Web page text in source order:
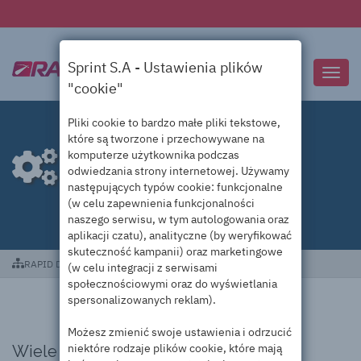
Usługi dodatkowe
RAPID DC Usługi dodatkowe
Wiele korzyści!
Sprint S.A - Ustawienia plików
"cookie"
Pliki cookie to bardzo małe pliki tekstowe,
które są tworzone i przechowywane na
komputerze użytkownika podczas
odwiedzania strony internetowej. Używamy
następujących typów cookie: funkcjonalne
(w celu zapewnienia funkcjonalności
naszego serwisu, w tym autologowania oraz
aplikacji czatu), analityczne (by weryfikować
skuteczność kampanii) oraz marketingowe
(w celu integracji z serwisami
społecznościowymi oraz do wyświetlania
spersonalizowanych reklam).
Możesz zmienić swoje ustawienia i odrzucić
niektóre rodzaje plików cookie, które mają